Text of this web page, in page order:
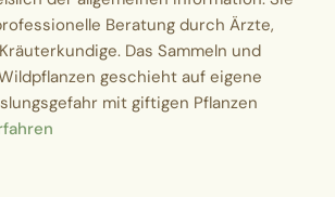
Beratung durch Ärzte,
Das Sammeln und
geschieht auf eigene
mit giftigen Pflanzen